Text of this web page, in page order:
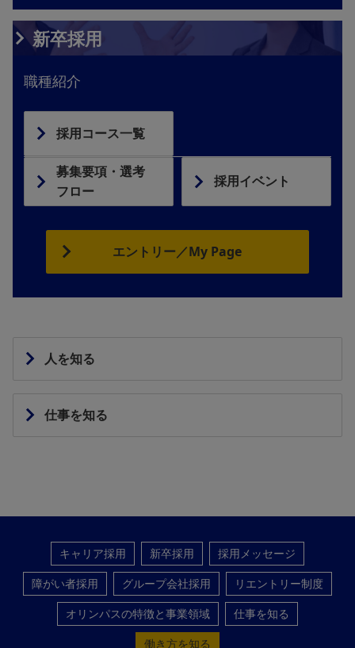
新卒採用
職種紹介
採用コース一覧
募集要項・選考
フロー
採用イベント
エントリー／My Page
人を知る
仕事を知る
キャリア採用 新卒採用
採用メッセージ
障がい者採用
グループ会社採用
リエントリー制度
オリンパスの特徴と事業領域
仕事を知る
働き方を知る